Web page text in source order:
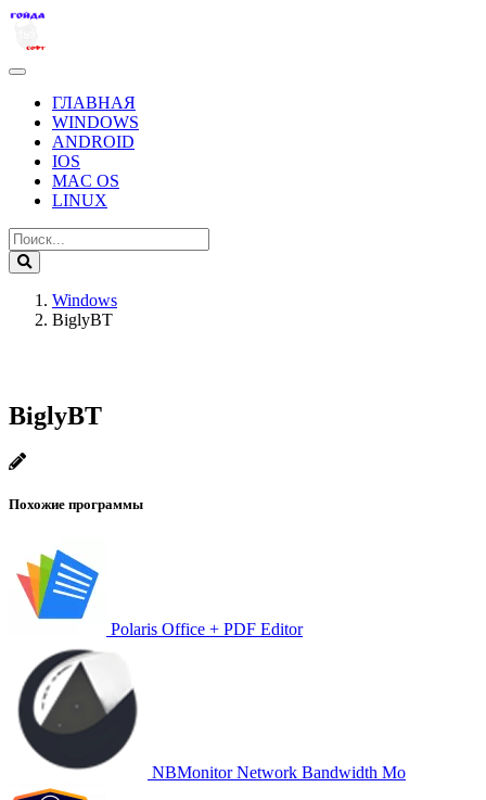
ГЛАВНАЯ
WINDOWS
ANDROID
IOS
MAC OS
LINUX
Windows
BiglyBT
BiglyBT
Похожие программы
Polaris Office + PDF Editor
NBMonitor Network Bandwidth Mo